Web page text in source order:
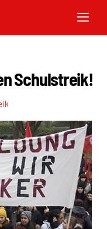
Schulstreik!